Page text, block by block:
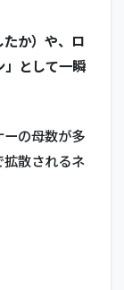
か）や、ロ
」として一瞬
の母数が多
拡散されるネ